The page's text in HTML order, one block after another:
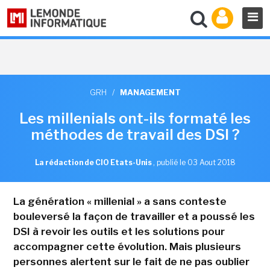
GRH / MANAGEMENT
Les millenials ont-ils formaté les
méthodes de travail des DSI ?
La rédaction de CIO Etats-Unis , publié le 03 Aout 2018
La génération « millenial » a sans conteste
bouleversé la façon de travailler et a poussé les
DSI à revoir les outils et les solutions pour
accompagner cette évolution. Mais plusieurs
personnes alertent sur le fait de ne pas oublier